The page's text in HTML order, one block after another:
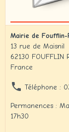
Mairie de Foufflin-
13 rue de Maisnil
62130 FOUFFLIN
France
Téléphone :
Permanences :
17h30